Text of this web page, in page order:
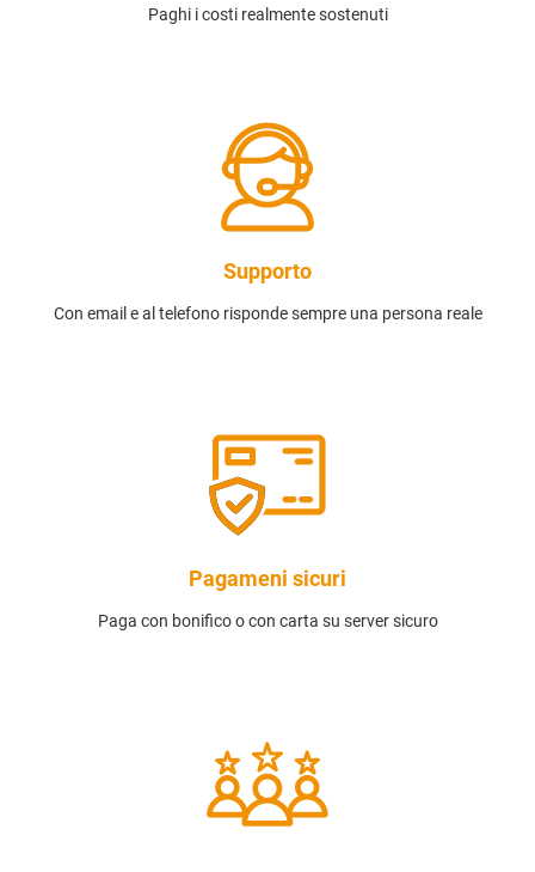
Paghi i costi realmente sostenuti
Supporto
Con email e al telefono risponde sempre una persona reale
Pagameni sicuri
Paga con bonifico o con carta su server sicuro